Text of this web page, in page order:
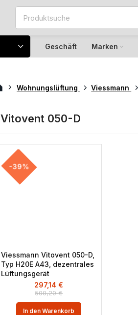
Geschäft Marken
Wohnungslüftung Viessmann
Vitovent 050-D
-39%
Viessmann Vitovent 050-D,
Typ H20E A43, dezentrales
Lüftungsgerät
500,20€
297,14 €
In den Warenkorb